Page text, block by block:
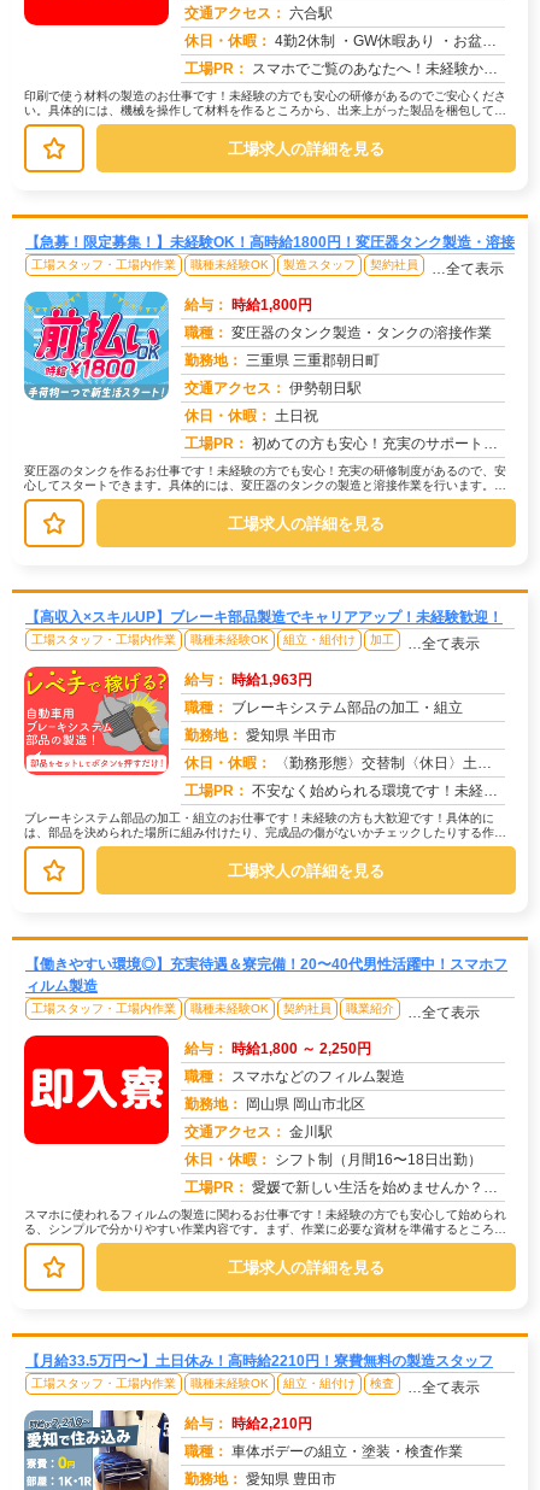
交通アクセス： 六合駅
休日・休暇： 4勤2休制 ・GW休暇あり ・お盆休暇あり ・年末年始休暇あり
工場PR： スマホでご覧のあなたへ！未経験からでも安心して始められるお仕事です。株式会社京栄センターでは、20代、30代、40...
印刷で使う材料の製造のお仕事です！未経験の方でも安心の研修があるのでご安心くださ
い。具体的には、機械を操作して材料を作るところから、出来上がった製品を梱包して運
搬するまでを担います。フォークリフ...
工場求人の詳細を見る
【急募！限定募集！】未経験OK！高時給1800円！変圧器タンク製造・溶接
工場スタッフ・工場内作業 職種未経験OK 製造スタッフ 契約社員 …全て表示
給与： 時給1,800円
職種： 変圧器のタンク製造・タンクの溶接作業
勤務地： 三重県 三重郡朝日町
交通アクセス： 伊勢朝日駅
休日・休暇： 土日祝
工場PR： 初めての方も安心！充実のサポート体制で新しい生活を始めませんか？→日勤のみなので、プライベートの時間もしっかり確保...
変圧器のタンクを作るお仕事です！未経験の方でも安心！充実の研修制度があるので、安
心してスタートできます。具体的には、変圧器のタンクの製造と溶接作業を行います。
→ まずは研修で、丁寧に作業手順を学...
工場求人の詳細を見る
【高収入×スキルUP】ブレーキ部品製造でキャリアアップ！未経験歓迎！
工場スタッフ・工場内作業 職種未経験OK 組立・組付け 加工 …全て表示
給与： 時給1,963円
職種： ブレーキシステム部品の加工・組立
勤務地： 愛知県 半田市
休日・休暇：
〈勤務形態〉交替制〈休日〉土日★ＧＷ★夏季休暇★冬季休暇★年末年始
工場PR： 不安なく始められる環境です！未経験の方、ブランクのある方も大歓迎！充実の研修でしっかりサポートします。20代、30...
ブレーキシステム部品の加工・組立のお仕事です！未経験の方も大歓迎です！具体的に
は、部品を決められた場所に組み付けたり、完成品の傷がないかチェックしたりする作業
が中心です。中には、部品をセットして...
工場求人の詳細を見る
【働きやすい環境◎】充実待遇＆寮完備！20〜40代男性活躍中！スマホフ
ィルム製造
工場スタッフ・工場内作業 職種未経験OK 契約社員 職業紹介 …全て表示
給与： 時給1,800 ～ 2,250円
職種： スマホなどのフィルム製造
勤務地：
岡山県 岡山市北区
交通アクセス： 金川駅
休日・休暇： シフト制（月間16〜18日出勤）
工場PR： 愛媛で新しい生活を始めませんか？【充実のサポート体制で安心スタート】→すぐに住める寮完備！面倒な手続きは不要です。...
スマホに使われるフィルムの製造に関わるお仕事です！未経験の方でも安心して始められ
る、シンプルで分かりやすい作業内容です。まず、作業に必要な資材を準備するところか
らスタート。次に、機械に製品をセッ...
工場求人の詳細を見る
【月給33.5万円〜】土日休み！高時給2210円！寮費無料の製造スタッフ
工場スタッフ・工場内作業 職種未経験OK 組立・組付け 検査 …全て表示
給与： 時給2,210円
職種： 車体ボデーの組立・塗装・検査作業
勤務地： 愛知県 豊田市